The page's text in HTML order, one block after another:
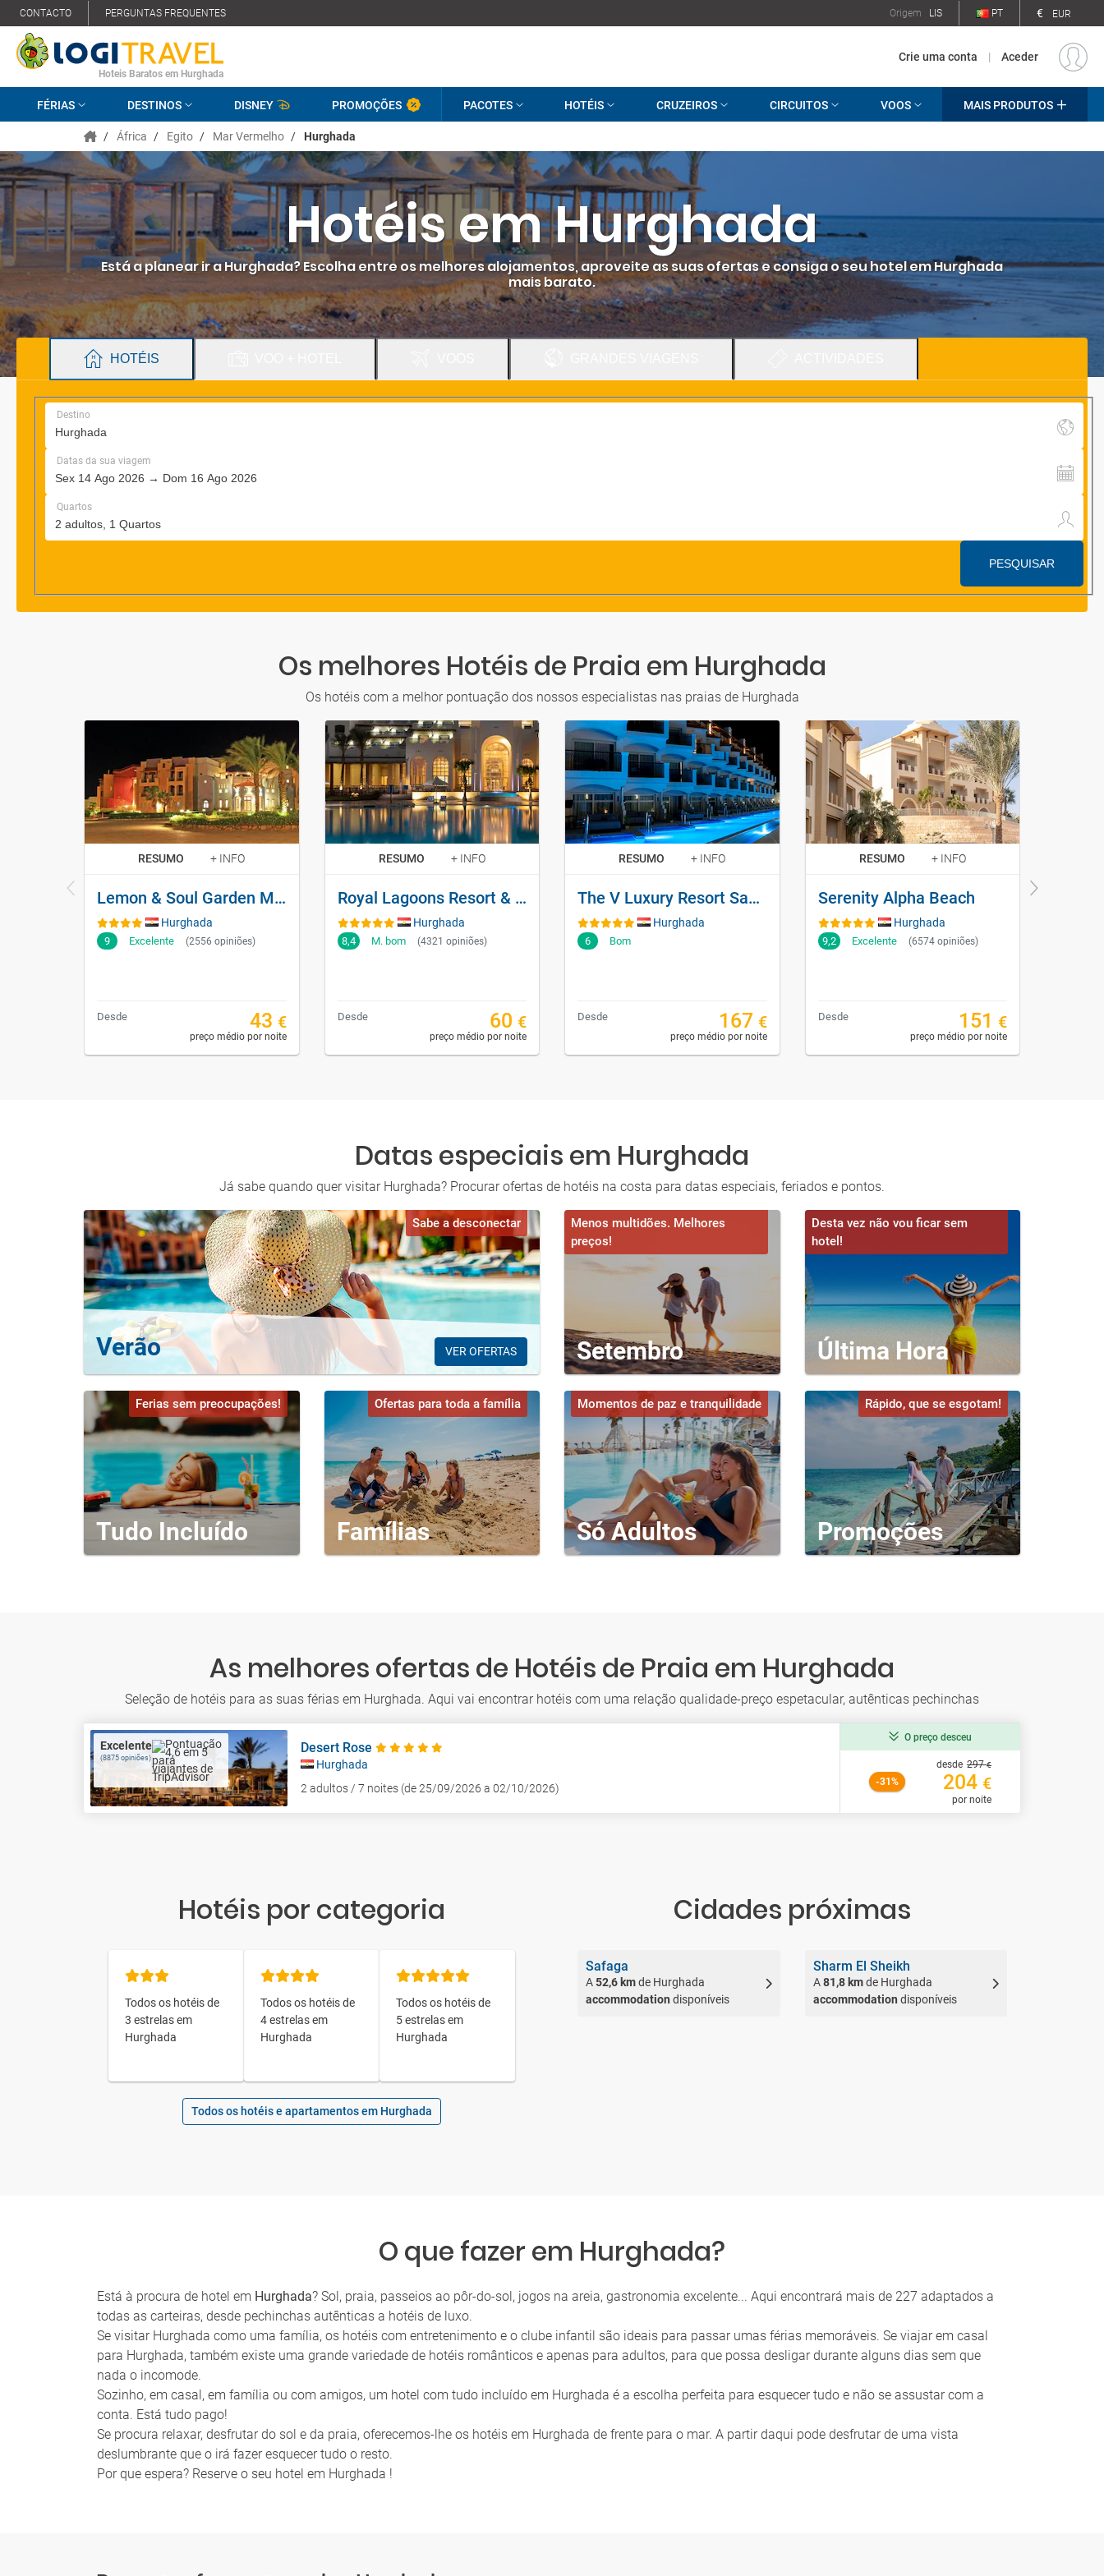
CONTACTO PERGUNTAS FREQUENTES Origem LIS PT € EUR
Hoteis Baratos em Hurghada
Crie uma conta | Aceder
FÉRIAS DESTINOS DISNEY PROMOÇÕES PACOTES HOTÉIS CRUZEIROS CIRCUITOS VOOS MAIS PRODUTOS
/ África / Egito / Mar Vermelho / Hurghada
Hotéis em Hurghada
Está a planear ir a Hurghada? Escolha entre os melhores alojamentos, aproveite as suas ofertas e consiga o seu hotel em Hurghada
mais barato.
Os melhores Hotéis de Praia em Hurghada
Os hotéis com a melhor pontuação dos nossos especialistas nas praias de Hurghada
RESUMO + INFO
Lemon & Soul Garden Makadi
Hurghada
9 Excelente (2556 opiniões)
Desde 43 €
preço médio por noite
RESUMO + INFO
Royal Lagoons Resort & Aqua Park Families And Couples Only
Hurghada
8,4 M. bom (4321 opiniões)
Desde 60 €
preço médio por noite
RESUMO + INFO
The V Luxury Resort Sahl Hasheesh
Hurghada
6 Bom
Desde 167 €
preço médio por noite
RESUMO + INFO
Serenity Alpha Beach
Hurghada
9,2 Excelente (6574 opiniões)
Desde 151 €
preço médio por noite
Datas especiais em Hurghada
Já sabe quando quer visitar Hurghada? Procurar ofertas de hotéis na costa para datas especiais, feriados e pontos.
VER OFERTAS
Verão
Sabe a desconectar
Setembro
Menos multidões. Melhores
preços!
Última Hora
Desta vez não vou ficar sem
hotel!
Tudo Incluído
Ferias sem preocupações!
Famílias
Ofertas para toda a família
Só Adultos
Momentos de paz e tranquilidade
Promoções
Rápido, que se esgotam!
As melhores ofertas de Hotéis de Praia em Hurghada
Seleção de hotéis para as suas férias em Hurghada. Aqui vai encontrar hotéis com uma relação qualidade-preço espetacular, autênticas pechinchas
Excelente
(8875 opiniões)
Desert Rose
Hurghada
2 adultos / 7 noites (de 25/09/2026 a 02/10/2026)
O preço desceu
-31%
desde 297€
204 €
por noite
Hotéis por categoria
Todos os hotéis de
3 estrelas em
Hurghada
Todos os hotéis de
4 estrelas em
Hurghada
Todos os hotéis de
5 estrelas em
Hurghada
Todos os hotéis e apartamentos em Hurghada
Cidades próximas
Safaga
A52,6 kmde Hurghada
accommodation disponíveis
Sharm El Sheikh
A81,8 kmde Hurghada
accommodation disponíveis
O que fazer em Hurghada?
Está à procura de hotel em Hurghada? Sol, praia, passeios ao pôr-do-sol, jogos na areia, gastronomia excelente... Aqui encontrará mais de 227 adaptados a
todas as carteiras, desde pechinchas autênticas a hotéis de luxo.
Se visitar Hurghada como uma família, os hotéis com entretenimento e o clube infantil são ideais para passar umas férias memoráveis. Se viajar em casal
para Hurghada, também existe uma grande variedade de hotéis românticos e apenas para adultos, para que possa desligar durante alguns dias sem que
nada o incomode.
Sozinho, em casal, em família ou com amigos, um hotel com tudo incluído em Hurghada é a escolha perfeita para esquecer tudo e não se assustar com a
conta. Está tudo pago!
Se procura relaxar, desfrutar do sol e da praia, oferecemos-lhe os hotéis em Hurghada de frente para o mar. A partir daqui pode desfrutar de uma vista
deslumbrante que o irá fazer esquecer tudo o resto.
Por que espera? Reserve o seu hotel em Hurghada !